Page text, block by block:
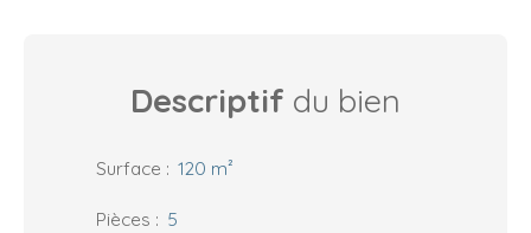
Descriptif du bien
Surface : 120 m²
Pièces : 5